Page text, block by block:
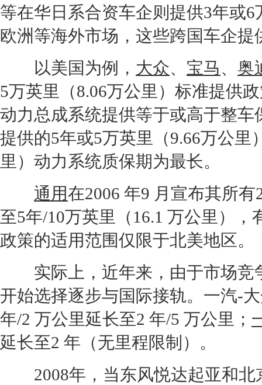
等在华日系合资车企则提供3年或
欧洲等海外市场，这些跨国车企
以美国为例， 大众、 宝马、 奥
5万英里（8.06万公里）标准提供
动力总成系统提供等于或高于整
提供的5年或5万英里（9.66万公里
里）动力系统质保期为最长。
通用在2006 年9 月宣布其所
至5年/10万英里（16.1 万公里）
政策的适用范围仅限于北美地区。
实际上，近年来，由于市场竞
开始选择逐步与国际接轨。 一汽-
年/2 万公里延长至2 年/5 万公里；
延长至2 年（无里程限制）。
2008年，当东风悦达起亚和北